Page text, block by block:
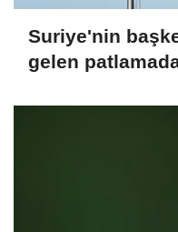
Suriye'nin
gelen